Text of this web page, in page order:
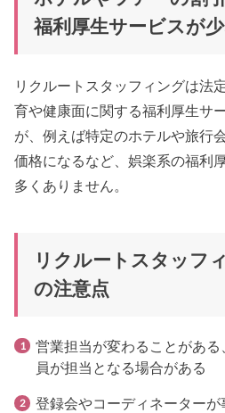
福利厚生サービスが
リクルートスタッフィングは法
育や健康面に関する福利厚生サ
が、例えば特定のホテルや旅行
価格になるなど、娯楽系の福利
多くありません。
リクルートスタッフ
の注意点
営業担当が変わることがあ
員が担当となる場合がある
登録会やコーディネーター